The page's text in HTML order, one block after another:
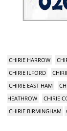
CHIRIE HARROW
CHIRIE ILFORD
CHIRIE EAST HAM
HEATHROW
CHIRIE
CHIRIE BIRMINGHAM